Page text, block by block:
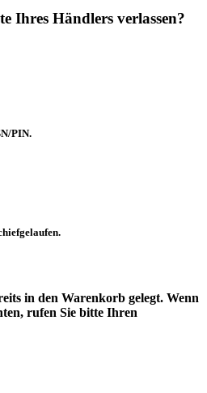
Ihres Händlers verlassen?
PIN.
in den Warenkorb gelegt. Wenn
rufen Sie bitte Ihren